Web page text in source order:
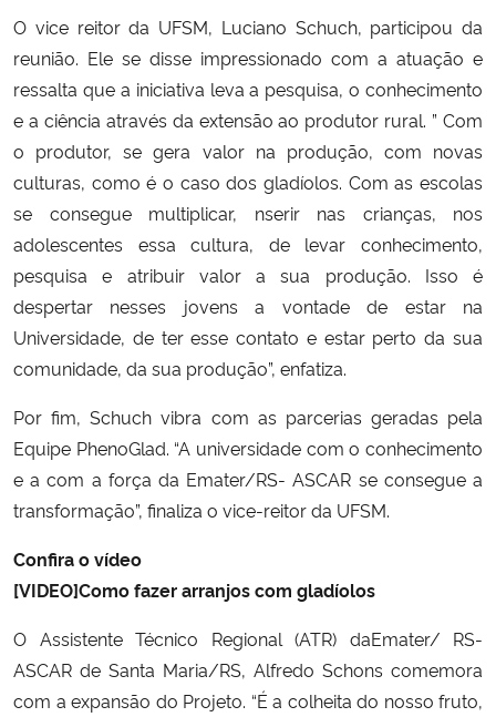
O vice reitor da UFSM, Luciano Schuch, participou da
reunião. Ele se disse impressionado com a atuação e
ressalta que a iniciativa leva a pesquisa, o conhecimento
e a ciência através da extensão ao produtor rural. ” Com
o produtor, se gera valor na produção, com novas
culturas, como é o caso dos gladíolos. Com as escolas
se consegue multiplicar, nserir nas crianças, nos
adolescentes essa cultura, de levar conhecimento,
pesquisa e atribuir valor a sua produção. Isso é
despertar nesses jovens a vontade de estar na
Universidade, de ter esse contato e estar perto da sua
comunidade, da sua produção”, enfatiza.
Por fim, Schuch vibra com as parcerias geradas pela
Equipe PhenoGlad. “A universidade com o conhecimento
e a com a força da Emater/RS- ASCAR se consegue a
transformação”, finaliza o vice-reitor da UFSM.
Confira o vídeo
[VIDEO]Como fazer arranjos com gladíolos
O Assistente Técnico Regional (ATR) daEmater/ RS-
ASCAR de Santa Maria/RS, Alfredo Schons comemora
com a expansão do Projeto. “É a colheita do nosso fruto,